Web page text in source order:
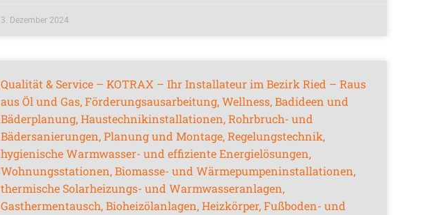
3. Dezember 2024
Qualität & Service – KOTRAX – Ihr Installateur im Bezirk Ried – Raus
aus Öl und Gas, Förderungsausarbeitung, Wellness, Badideen und
Bäderplanung, Haustechnikinstallationen, Rohrbruch- und
Bädersanierungen, Planung und Montage, Regelungstechnik,
hygienische Warmwasser- und effiziente Energielösungen,
Wohnungsstationen, Biomasse- und Wärmepumpeninstallationen,
thermische Solarheizungs- und Warmwasseranlagen,
Gasthermentausch, Bioheizölanlagen, Heizkörper, Fußboden- und